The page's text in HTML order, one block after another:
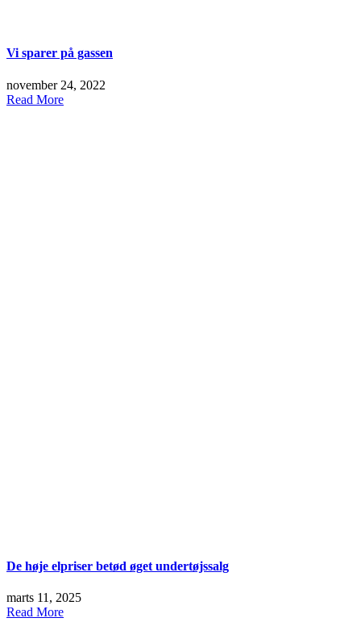
Vi sparer på gassen
november 24, 2022
Read More
De høje elpriser betød øget undertøjssalg
marts 11, 2025
Read More